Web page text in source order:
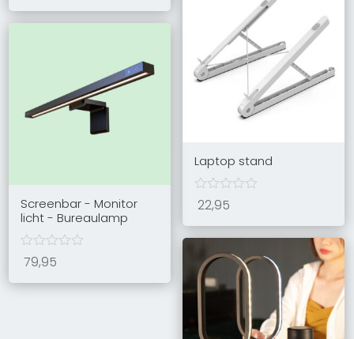
Laptop stand
22,95
Screenbar - Monitor
licht - Bureaulamp
79,95